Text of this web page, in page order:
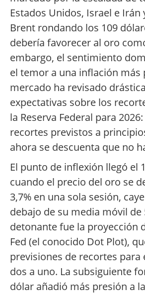
Estados Unidos, Israel e Irán
Brent rondando los 109
debería favorecer al oro
embargo, el sentimiento
el temor a una inflación más
mercado ha revisado
expectativas sobre los
la Reserva Federal para
recortes previstos a
ahora se descuenta que no
El punto de inflexión llegó el
cuando el precio del oro se
3,7% en una sola sesión,
debajo de su media móvil de
detonante fue la proyección
Fed (el conocido Dot Plot),
previsiones de recortes para
dos a uno. La subsiguiente
dólar añadió más presión a